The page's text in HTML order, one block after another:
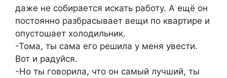
даже не собирается искать работу. А ещё он
постоянно разбрасывает вещи по квартире и
опустошает холодильник.
-Тома, ты сама его решила у меня увести.
Вот и радуйся.
-Но ты говорила, что он самый лучший, ты